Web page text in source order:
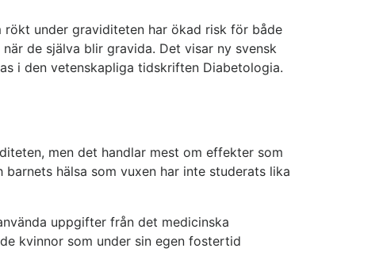
under graviditeten har ökad risk för både
de själva blir gravida. Det visar ny svensk
i den vetenskapliga tidskriften Diabetologia.
men det handlar mest om effekter som
hälsa som vuxen har inte studerats lika
uppgifter från det medicinska
kvinnor som under sin egen fostertid